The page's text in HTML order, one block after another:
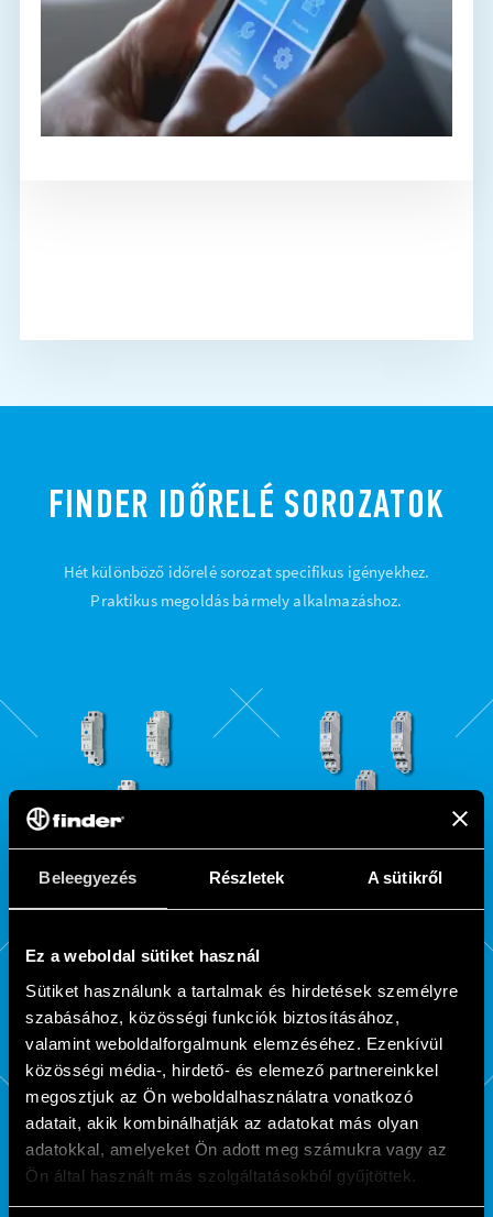
Beleegyezés Részletek A sütikről
Ez a weboldal sütiket használ
Sütiket használunk a tartalmak és hirdetések személyre
szabásához, közösségi funkciók biztosításához,
valamint weboldalforgalmunk elemzéséhez. Ezenkívül
közösségi média-, hirdető- és elemező partnereinkkel
megosztjuk az Ön weboldalhasználatra vonatkozó
adatait, akik kombinálhatják az adatokat más olyan
adatokkal, amelyeket Ön adott meg számukra vagy az
Ön által használt más szolgáltatásokból gyűjtöttek.
FINDER IDŐRELÉ SOROZATOK
Hét különböző időrelé sorozat specifikus igényekhez.
Praktikus megoldás bármely alkalmazáshoz.
80
-ES SOROZAT
81